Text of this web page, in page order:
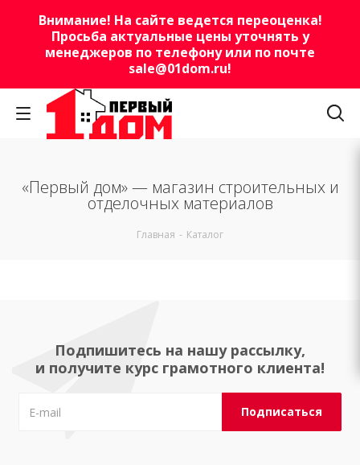
Внимание! На сайте ведется переоценка!
Просьба актуальные цены уточнять у
менеджеров по телефону или по почте
sale@01dom.ru!
«Первый дом» — магазин строительных и
отделочных материалов
Главная - Каталог
Подпишитесь на нашу рассылку,
и получите курс грамотного клиента!